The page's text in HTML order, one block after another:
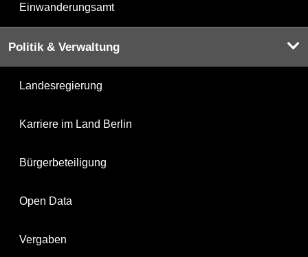
Einwanderungsamt
Politik & Verwaltung
Landesregierung
Karriere im Land Berlin
Bürgerbeteiligung
Open Data
Vergaben